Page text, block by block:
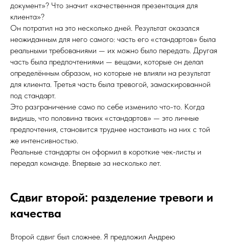
документ»? Что значит «качественная презентация для
клиента»?
Он потратил на это несколько дней. Результат оказался
неожиданным для него самого: часть его «стандартов» была
реальными требованиями — их можно было передать. Другая
часть была предпочтениями — вещами, которые он делал
определённым образом, но которые не влияли на результат
для клиента. Третья часть была тревогой, замаскированной
под стандарт.
Это разграничение само по себе изменило что-то. Когда
видишь, что половина твоих «стандартов» — это личные
предпочтения, становится труднее настаивать на них с той
же интенсивностью.
Реальные стандарты он оформил в короткие чек-листы и
передал команде. Впервые за несколько лет.
Сдвиг второй: разделение тревоги и
качества
Второй сдвиг был сложнее. Я предложил Андрею